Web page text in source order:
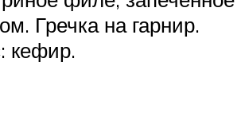
Гречка на гарнир.
кефир.